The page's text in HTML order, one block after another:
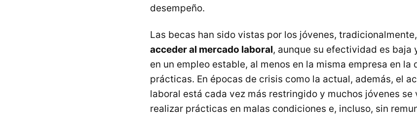
desempeño.
Las becas han sido vistas por los jóvenes,
acceder al mercado laboral, aunque su efectividad es baja
en un empleo estable, al menos en la misma empresa en la
prácticas. En épocas de crisis como la actual, además, el
laboral está cada vez más restringido y muchos jóvenes se
realizar prácticas en malas condiciones e, incluso, sin